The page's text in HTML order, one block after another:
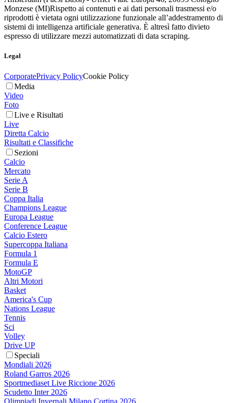
Monzese (MI)Rispetto ai contenuti e ai dati personali trasmessi e/o
riprodotti è vietata ogni utilizzazione funzionale all’addestramento di
sistemi di intelligenza artificiale generativa. È altresì fatto divieto
espresso di utilizzare mezzi automatizzati di data scraping.
Legal
CorporatePrivacy PolicyCookie Policy
Media
Video
Foto
Live e Risultati
Live
Diretta Calcio
Risultati e Classifiche
Sezioni
Calcio
Mercato
Serie A
Serie B
Coppa Italia
Champions League
Europa League
Conference League
Calcio Estero
Supercoppa Italiana
Formula 1
Formula E
MotoGP
Altri Motori
Basket
America's Cup
Nations League
Tennis
Sci
Volley
Drive UP
Speciali
Mondiali 2026
Roland Garros 2026
Sportmediaset Live Riccione 2026
Scudetto Inter 2026
Olimpiadi Invernali Milano Cortina 2026